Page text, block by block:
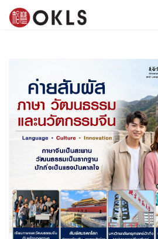
ลักสูตร
วสารและโปรโมชั่น
ดต่อ OKLS
8 เหตุผลที่คนเลือกเรียนภาษาจีน